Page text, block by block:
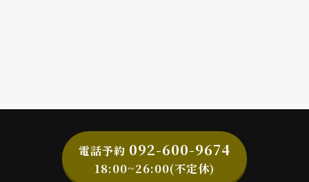
電話予約 092-600-9674
18:00~26:00(不定休)